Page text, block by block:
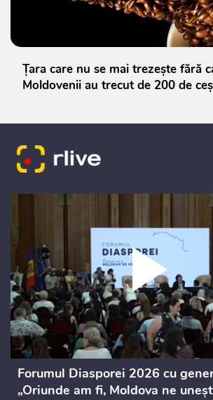
Țara care nu se mai trezește fără
Moldovenii au trecut de 200 de
Forumul Diasporei 2026 cu
„Oriunde am fi, Moldova ne